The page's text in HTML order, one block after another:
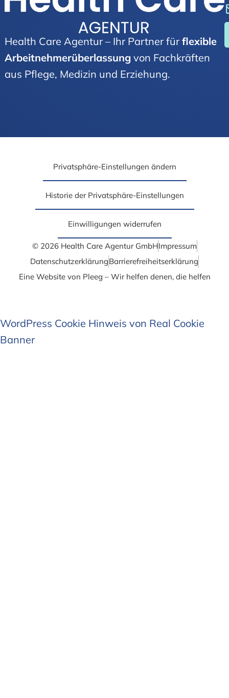
Health Care Agentur – Ihr Partner fürflexible
Arbeitnehmer­über­lassungvon Fachkräften
aus Pflege, Medizin und Erziehung.
Privatsphäre-Einstellungen ändern
Historie der Privatsphäre-Einstellungen
Einwilligungen widerrufen
© 2026 Health Care Agentur GmbHImpressum
DatenschutzerklärungBarrierefrei­heits­erklärung
Eine Website von Pleeg – Wir helfen denen, die helfen
WordPress Cookie Hinweis von Real Cookie
Banner